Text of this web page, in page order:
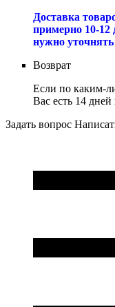
Доставка
примерно 10-12
нужно
Возврат
Если по каким-
Вас есть 14 дней
Задать вопрос